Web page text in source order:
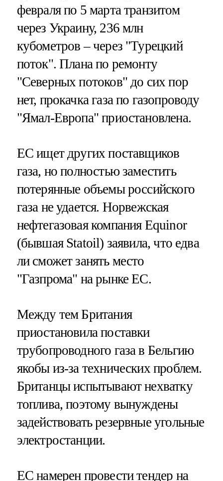
февраля по 5 марта транзитом
через Украину, 236 млн
кубометров – через "Турецкий
поток". Плана по ремонту
"Северных потоков" до сих пор
нет, прокачка газа по газопроводу
"Ямал-Европа" приостановлена.
ЕС ищет других поставщиков
газа, но полностью заместить
потерянные объемы российского
газа не удается. Норвежская
нефтегазовая компания Equinor
(бывшая Statoil) заявила, что едва
ли сможет занять место
"Газпрома" на рынке ЕС.
Между тем Британия
приостановила поставки
трубопроводного газа в Бельгию
якобы из-за технических проблем.
Британцы испытывают нехватку
топлива, поэтому вынуждены
задействовать резервные угольные
электростанции.
ЕС намерен провести тендер на